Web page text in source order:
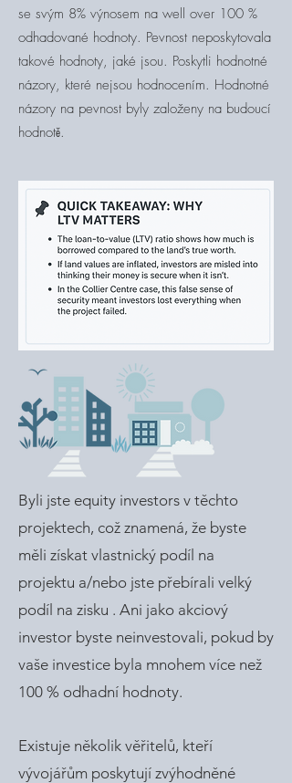
se svým 8% výnosem na well over 100 %
odhadované hodnoty. Pevnost neposkytovala
takové hodnoty, jaké jsou. Poskytli hodnotné
názory, které nejsou hodnocením. Hodnotné
názory na pevnost byly založeny na budoucí
hodnotě.
Byli jste equity investors v těchto
projektech, což znamená, že byste
měli získat vlastnický podíl na
projektu a/nebo jste přebírali velký
podíl na zisku . Ani jako akciový
investor byste neinvestovali, pokud by
vaše investice byla mnohem více než
100 % odhadní hodnoty.
Existuje několik věřitelů, kteří
vývojářům poskytují zvýhodněné